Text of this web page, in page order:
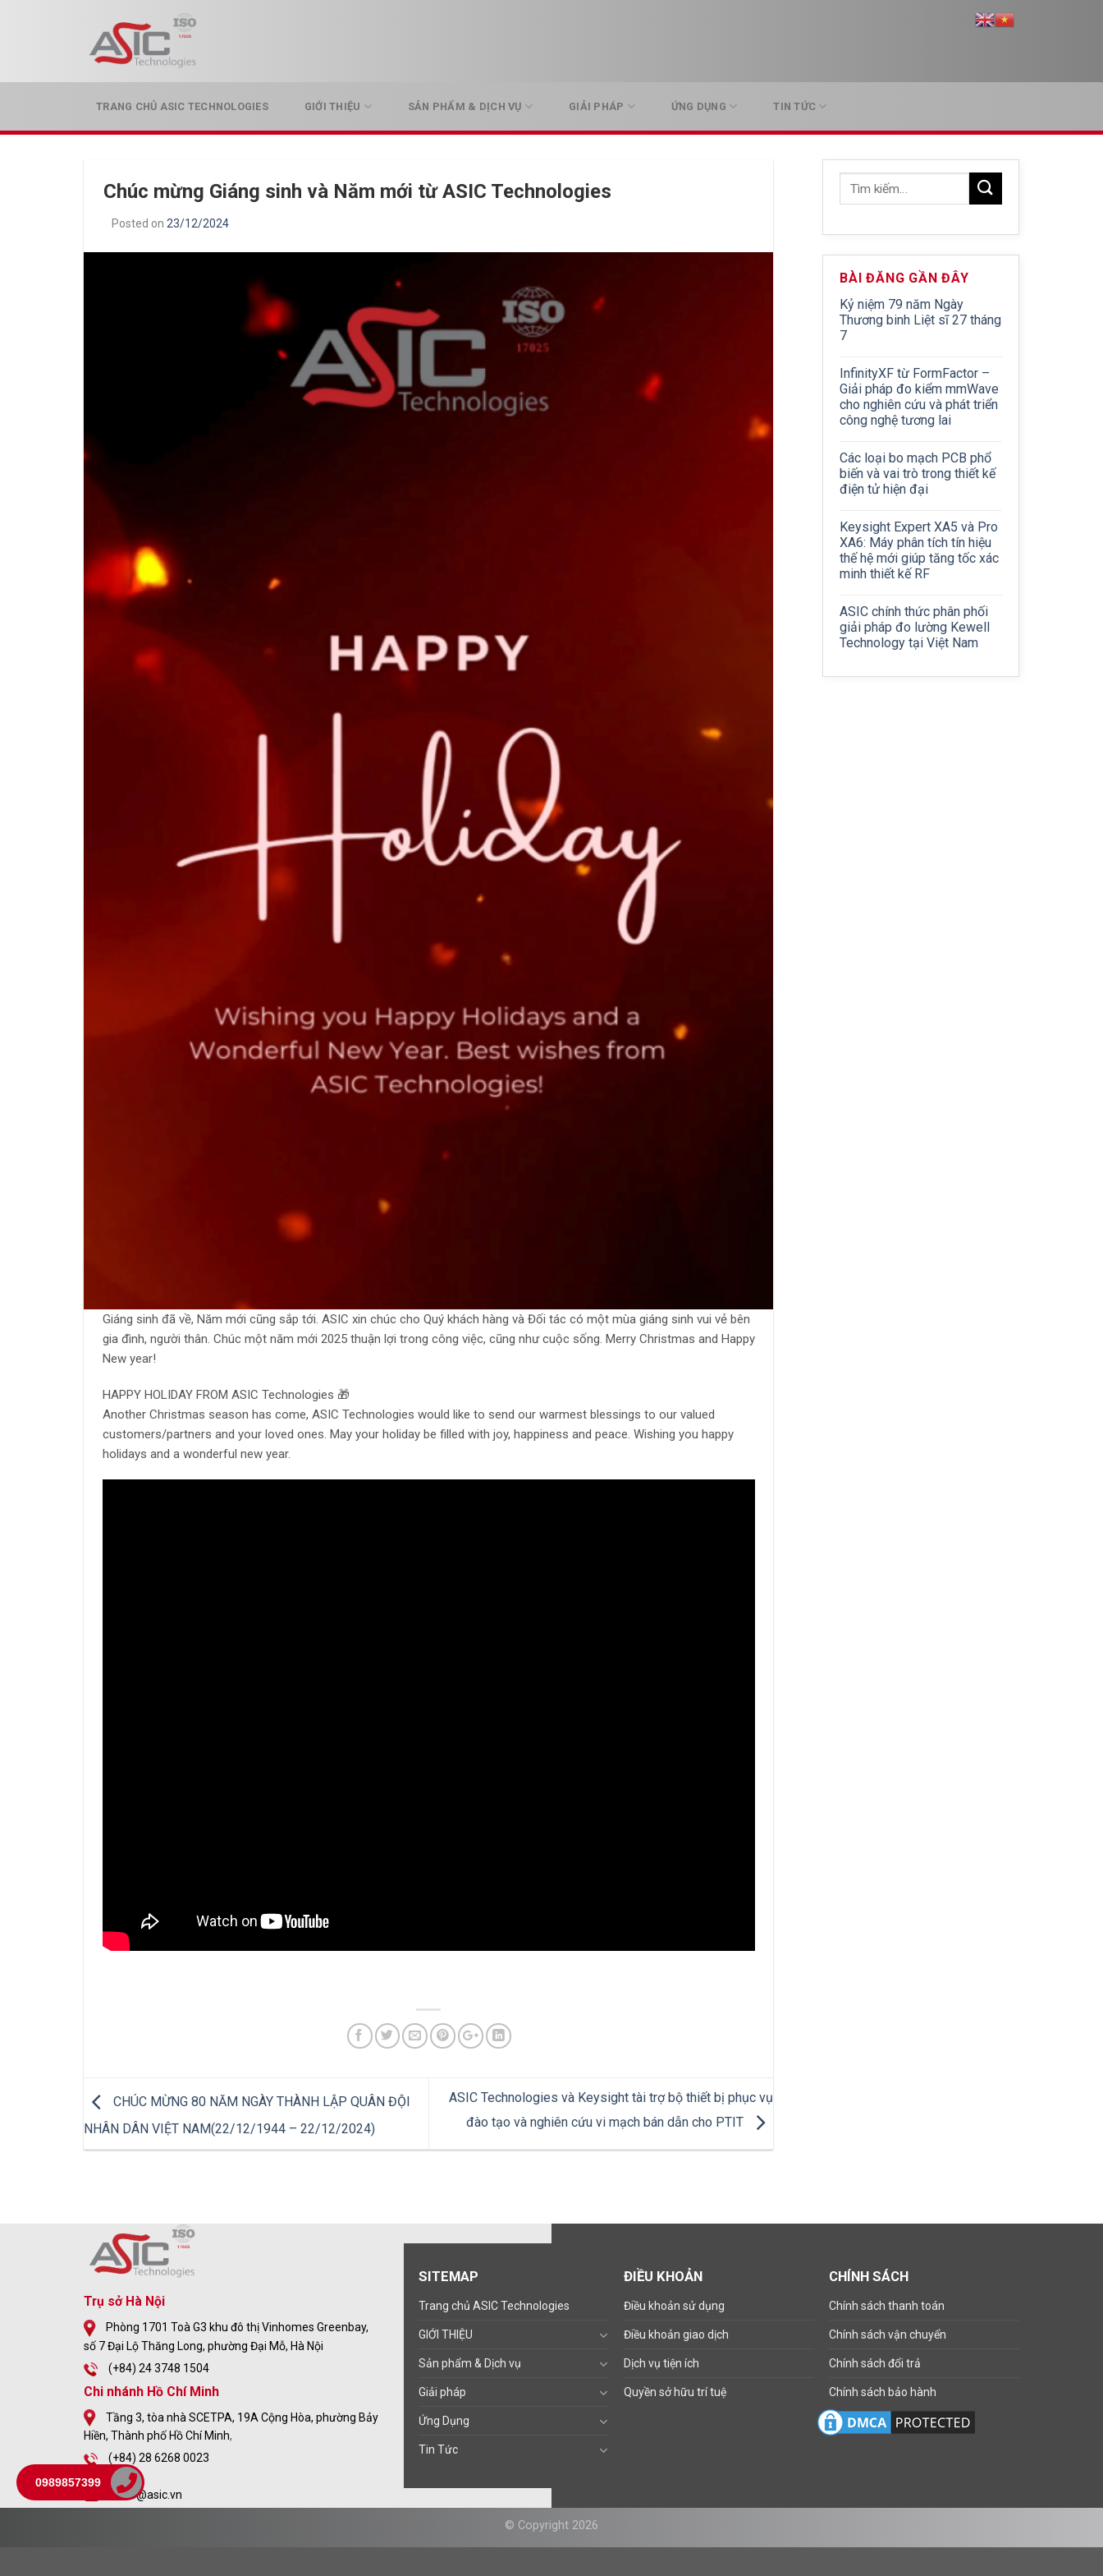
TRANG CHỦ ASIC TECHNOLOGIES GIỚI THIỆU SẢN PHẨM & DỊCH VỤ GIẢI PHÁP ỨNG DỤNG TIN TỨC
Chúc mừng Giáng sinh và Năm mới từ ASIC Technologies
Posted on 23/12/2024
Giáng sinh đã về, Năm mới cũng sắp tới. ASIC xin chúc cho Quý khách hàng và Đối tác có một mùa giáng sinh vui vẻ bên
gia đình, người thân. Chúc một năm mới 2025 thuận lợi trong công việc, cũng như cuộc sống. Merry Christmas and Happy
New year!
HAPPY HOLIDAY FROM ASIC Technologies 🎁
Another Christmas season has come, ASIC Technologies would like to send our warmest blessings to our valued
customers/partners and your loved ones. May your holiday be filled with joy, happiness and peace. Wishing you happy
holidays and a wonderful new year.
CHÚC MỪNG 80 NĂM NGÀY THÀNH LẬP QUÂN ĐỘI
NHÂN DÂN VIỆT NAM(22/12/1944 – 22/12/2024)
ASIC Technologies và Keysight tài trợ bộ thiết bị phục vụ
đào tạo và nghiên cứu vi mạch bán dẫn cho PTIT
BÀI ĐĂNG GẦN ĐÂY
Kỷ niệm 79 năm Ngày
Thương binh Liệt sĩ 27 tháng
7
InfinityXF từ FormFactor –
Giải pháp đo kiểm mmWave
cho nghiên cứu và phát triển
công nghệ tương lai
Các loại bo mạch PCB phổ
biến và vai trò trong thiết kế
điện tử hiện đại
Keysight Expert XA5 và Pro
XA6: Máy phân tích tín hiệu
thế hệ mới giúp tăng tốc xác
minh thiết kế RF
ASIC chính thức phân phối
giải pháp đo lường Kewell
Technology tại Việt Nam
Trụ sở Hà Nội
Phòng 1701 Toà G3 khu đô thị Vinhomes Greenbay,
số 7 Đại Lộ Thăng Long, phường Đại Mỗ, Hà Nội
(+84) 24 3748 1504
Chi nhánh Hồ Chí Minh
Tầng 3, tòa nhà SCETPA, 19A Cộng Hòa, phường Bảy
Hiền, Thành phố Hồ Chí Minh,
(+84) 28 6268 0023
sales@asic.vn
SITEMAP
Trang chủ ASIC Technologies
GIỚI THIỆU
Sản phẩm & Dịch vụ
Giải pháp
Ứng Dụng
Tin Tức
ĐIỀU KHOẢN
Điều khoản sử dụng
Điều khoản giao dịch
Dịch vụ tiện ích
Quyền sở hữu trí tuệ
CHÍNH SÁCH
Chính sách thanh toán
Chính sách vận chuyển
Chính sách đổi trả
Chính sách bảo hành
© Copyright 2026
0989857399